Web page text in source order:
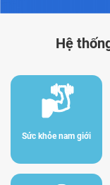
Hệ
Sức khỏe nam giới